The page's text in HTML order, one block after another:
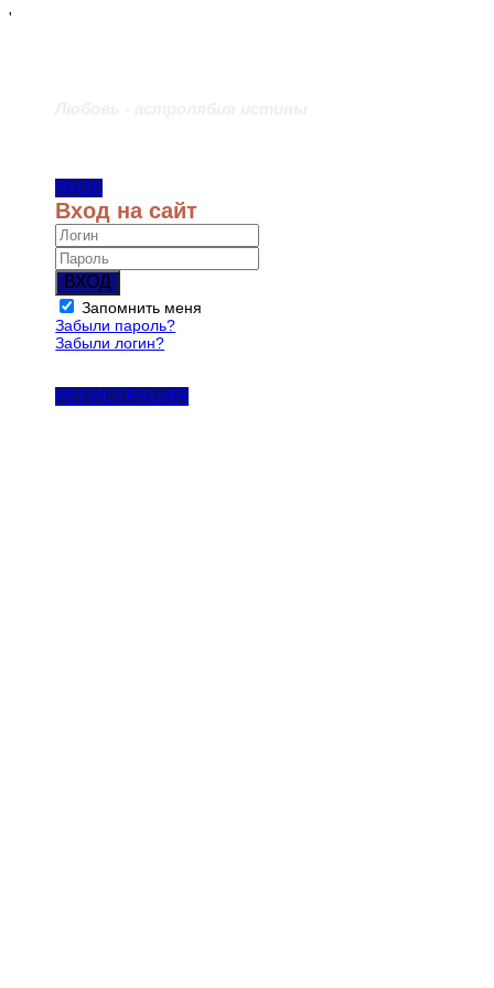
'
ВХОД
Вход на сайт
ВХОД
Запомнить меня
Забыли пароль?
Забыли логин?
РЕГИСТРАЦИЯ